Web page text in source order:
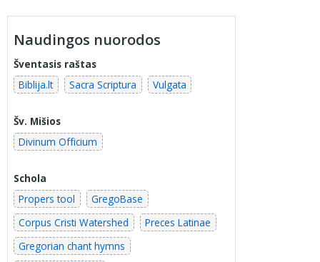
Naudingos nuorodos
Šventasis raštas
Biblija.lt
Sacra Scriptura Vulgata
Šv. Mišios
Divinum Officium
Schola
Propers tool
GregoBase
Corpus Cristi Watershed
Preces Latinae
Gregorian chant hymns